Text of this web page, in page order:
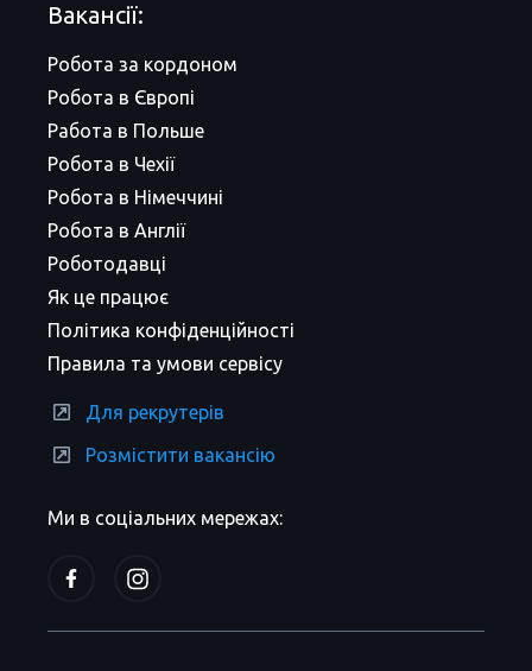
Ми в соціальних мережах:
Вакансії:
Робота за кордоном
Робота в Європі
Работа в Польше
Робота в Чехії
Робота в Німеччині
Робота в Англії
Роботодавці
Як це працює
Політика конфіденційності
Правила та умови сервісу
Для рекрутерів
Розмістити вакансію